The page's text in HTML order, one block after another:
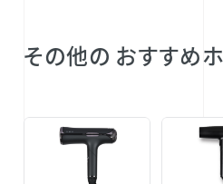
その他の おすすめ